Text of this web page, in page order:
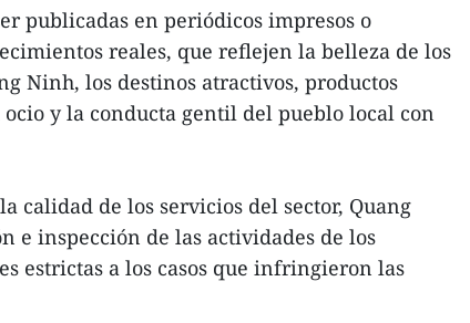
publicadas en periódicos impresos o
reales, que reflejen la belleza de los
Ninh, los destinos atractivos, productos
y la conducta gentil del pueblo local con
calidad de los servicios del sector, Quang
e inspección de las actividades de los
estrictas a los casos que infringieron las